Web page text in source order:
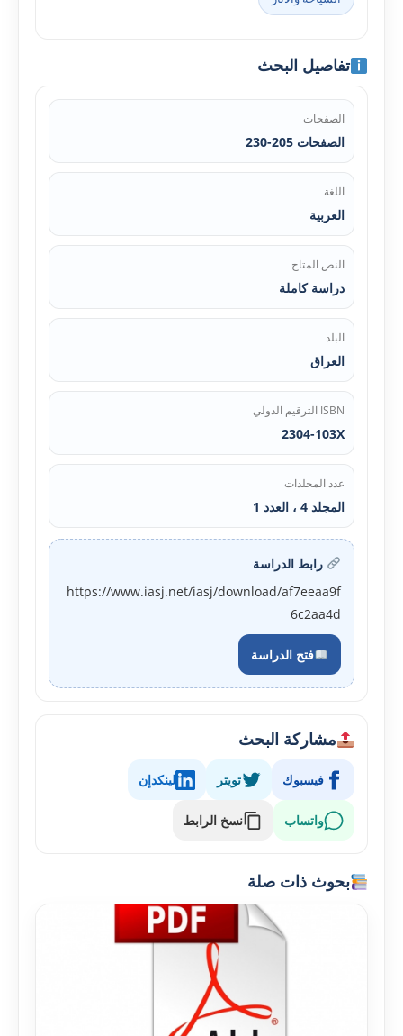
تفاصيل البحث
الصفحات
الصفحات 205-230
اللغة
العربية
النص المتاح
دراسة كاملة
البلد
العراق
ISBN الترقيم الدولي
2304-103X
عدد المجلدات
المجلد 4 ، العدد 1
رابط الدراسة
https://www.iasj.net/iasj/download/af7eeaa9f
6c2aa4d
فتح الدراسة
مشاركة البحث
فيسبوك تويتر لينكدإن
واتساب نسخ الرابط
بحوث ذات صلة